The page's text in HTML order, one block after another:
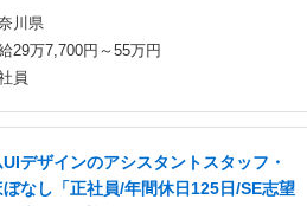
川県
29万7,700円～55万円
員
デザインのアシスタントスタッフ・
なし「正社員/年間休日125日/SE志望